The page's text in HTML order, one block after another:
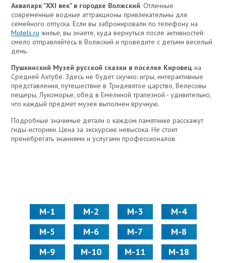
Аквапарк "XXI век" в городке Волжский. Отличные
современные водные аттракционы привлекательны для
семейного отпуска. Если вы забронировали по телефону на
Motels.ru жилье, вы знаете, куда вернуться после активностей:
смело отправляйтесь в Волжский и проведите с детьми веселый
день.
Пушкинский Музей русской сказки в поселке Кировец на
Средней Ахтубе. Здесь не будет скучно: игры, интерактивные
представления, путешествие в Тридевятое царство, Велесовы
пещеры, Лукоморье, обед в Емелиной трапезной - удивительно,
что каждый предмет музея выполнен вручную.
Подробные значимые детали о каждом памятнике расскажут
гиды-историки. Цена за экскурсию невысока. Не стоит
пренебрегать знаниями и услугами профессионалов.
М-1 М-2 М-3
М-4
М-5
М-6 М-7
М-8
М-9
М-10 М-11
М-18